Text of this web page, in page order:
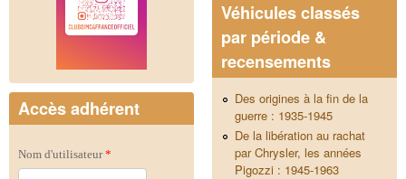
Accès adhérent
Nom d'utilisateur*
Véhicules classés
par période &
recensements
Des origines à la fin de la
guerre : 1935-1945
De la libération au rachat
par Chrysler, les années
Pigozzi : 1945-1963